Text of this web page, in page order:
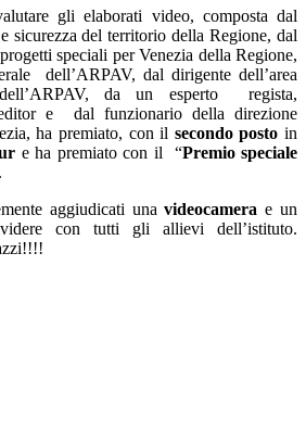
gli elaborati video, composta dal
sicurezza del territorio della Regione, dal
speciali per Venezia della Regione,
dell’ARPAV, dal dirigente dell’area
da un esperto regista,
e dal funzionario della direzione
ha premiato, con il secondo postoin
e ha premiato con il “Premio speciale
.
aggiudicati unavideocamerae un
con tutti gli allievi dell’istituto.